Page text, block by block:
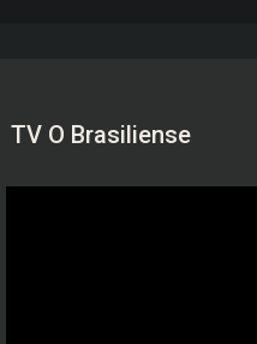
TV O Brasiliense